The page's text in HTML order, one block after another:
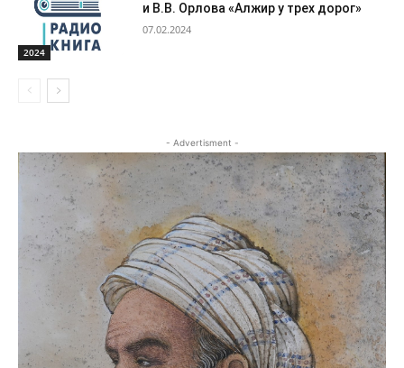
2024
и В.В. Орлова «Алжир у трех дорог»
07.02.2024
- Advertisment -